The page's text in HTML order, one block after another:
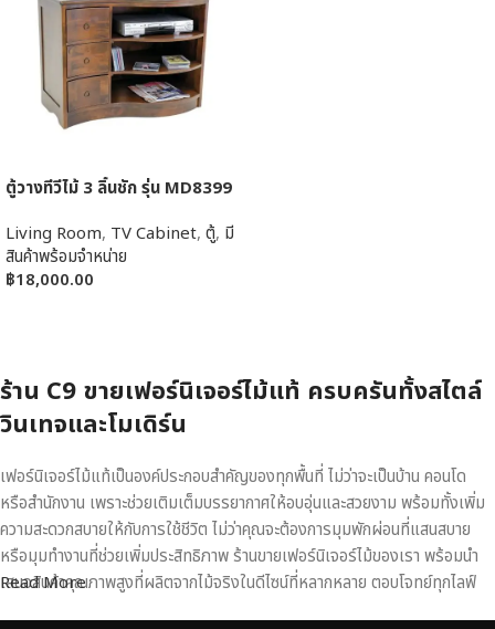
ตู้วางทีวีไม้ 3 ลิ้นชัก รุ่น MD8399
Living Room, TV Cabinet, ตู้, มี
สินค้าพร้อมจำหน่าย
฿18,000.00
ร้าน C9 ขายเฟอร์นิเจอร์ไม้แท้ ครบครันทั้งสไตล์
วินเทจและโมเดิร์น
เฟอร์นิเจอร์ไม้แท้เป็นองค์ประกอบสำคัญของทุกพื้นที่ ไม่ว่าจะเป็นบ้าน คอนโด
หรือสำนักงาน เพราะช่วยเติมเต็มบรรยากาศให้อบอุ่นและสวยงาม พร้อมทั้งเพิ่ม
ความสะดวกสบายให้กับการใช้ชีวิต ไม่ว่าคุณจะต้องการมุมพักผ่อนที่แสนสบาย
หรือมุมทำงานที่ช่วยเพิ่มประสิทธิภาพ ร้านขายเฟอร์นิเจอร์ไม้ของเรา พร้อมนำ
เสนอสินค้าคุณภาพสูงที่ผลิตจากไม้จริงในดีไซน์ที่หลากหลาย ตอบโจทย์ทุกไลฟ์
Read More